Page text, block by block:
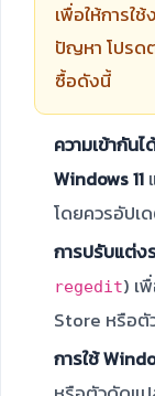
เพื่อให้การใ
ปัญหา โปรด
ซื้อดังนี้
ความเข้ากัน
Windows 11
โดยควรอัปเ
การปรับแต่ง
regedit) เ
Store หรือตั
การใช้